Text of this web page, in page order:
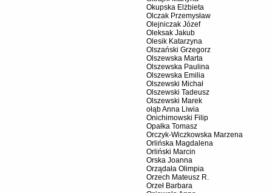
Okupska Elżbieta
Olczak Przemysław
Olejniczak Józef
Oleksak Jakub
Olesik Katarzyna
Olszański Grzegorz
Olszewska Marta
Olszewska Paulina
Olszewska Emilia
Olszewski Michał
Olszewski Tadeusz
Olszewski Marek
ołąb Anna Liwia
Onichimowski Filip
Opałka Tomasz
Orczyk-Wiczkowska Marzena
Orlińska Magdalena
Orliński Marcin
Orska Joanna
Orządała Olimpia
Orzech Mateusz R.
Orzeł Barbara